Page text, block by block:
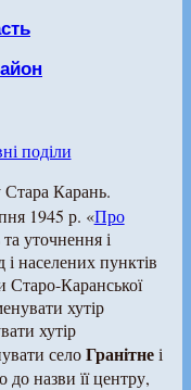
поділи
Карань.
1945 р. «Про
уточнення і
населених пунктів
Старо-Каранської
хутір
хутір
селоГранітнеі
до назви її центру,